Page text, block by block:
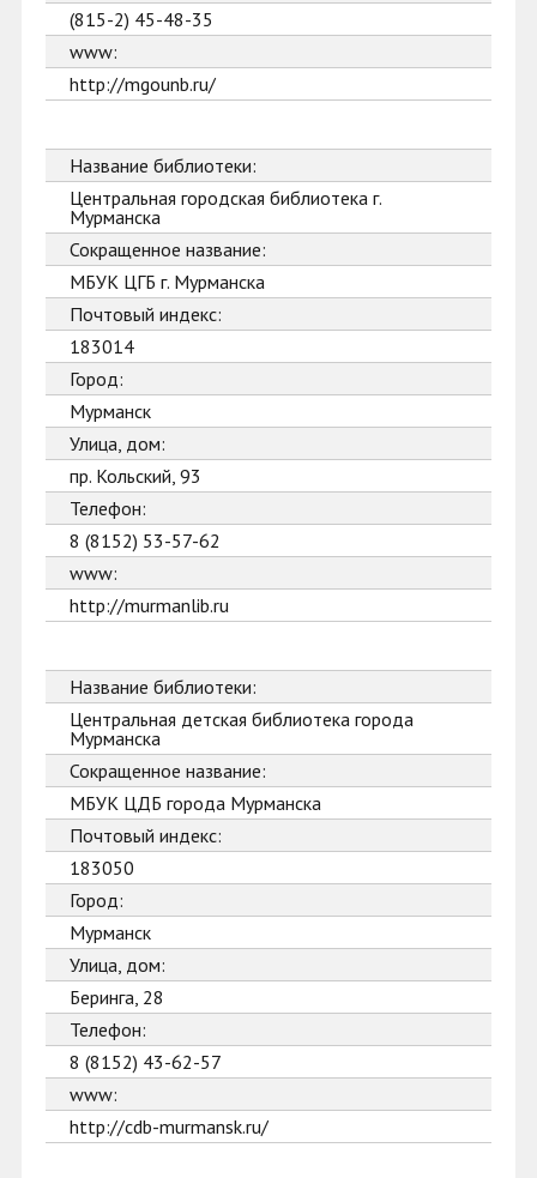
(815-2) 45-48-35
www:
http://mgounb.ru/
Название библиотеки:
Центральная городская библиотека г.
Мурманска
Сокращенное название:
МБУК ЦГБ г. Мурманска
Почтовый индекс:
183014
Город:
Мурманск
Улица, дом:
пр. Кольский, 93
Телефон:
8 (8152) 53-57-62
www:
http://murmanlib.ru
Название библиотеки:
Центральная детская библиотека города
Мурманска
Сокращенное название:
МБУК ЦДБ города Мурманска
Почтовый индекс:
183050
Город:
Мурманск
Улица, дом:
Беринга, 28
Телефон:
8 (8152) 43-62-57
www:
http://cdb-murmansk.ru/